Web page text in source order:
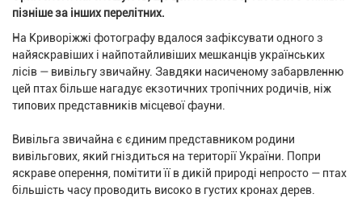
пізніше за інших перелітних.
На Криворіжжі фотографу вдалося зафіксувати одного з
найяскравіших і найпотайливіших мешканців українських
лісів — вивільгу звичайну. Завдяки насиченому забарвленню
цей птах більше нагадує екзотичних тропічних родичів, ніж
типових представників місцевої фауни.
Вивільга звичайна є єдиним представником родини
вивільгових, який гніздиться на території України. Попри
яскраве оперення, помітити її в дикій природі непросто — птах
більшість часу проводить високо в густих кронах дерев.